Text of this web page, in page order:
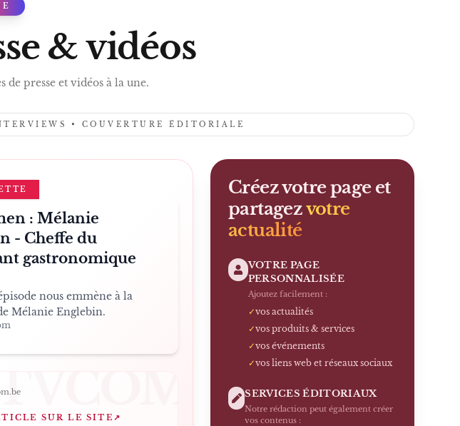
& vidéos
presse et vidéos à la une.
• COUVERTURE ÉDITORIALE
: Mélanie
- Cheffe du
gastronomique
nous emmène à la
Mélanie Englebin.
SUR LE SITE ↗
Créez votre page et
partagezvotre
actualité
VOTRE PAGE
PERSONNALISÉE
Ajoutez facilement :
✓vos actualités
✓vos produits & services
✓vos événements
✓vos liens web et réseaux sociaux
SERVICES ÉDITORIAUX
Notre rédaction peut également créer
vos contenus :